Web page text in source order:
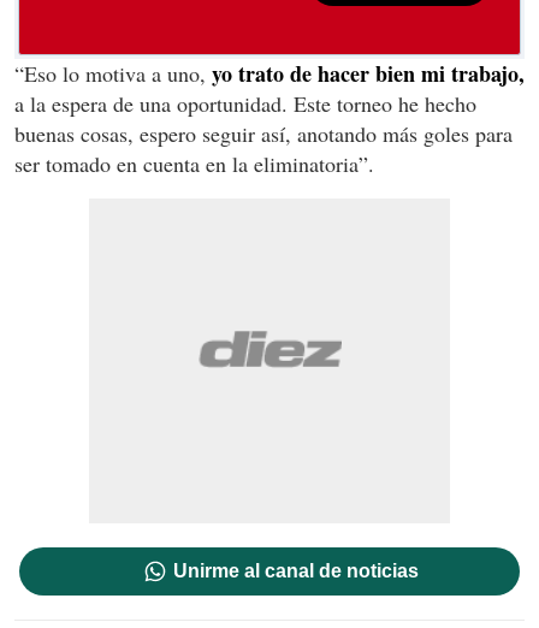
“Eso lo motiva a uno, yo trato de hacer bien mi trabajo,
a la espera de una oportunidad. Este torneo he hecho
buenas cosas, espero seguir así, anotando más goles para
ser tomado en cuenta en la eliminatoria”.
Unirme al canal de noticias